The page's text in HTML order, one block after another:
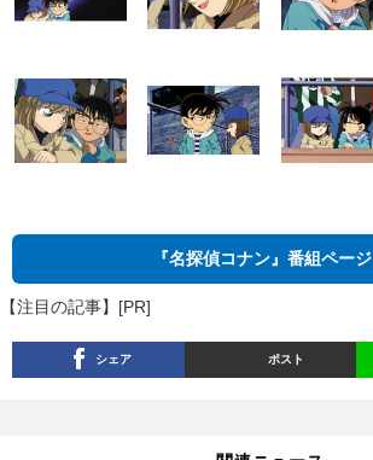
『名探偵コナン』番組ページ
【注目の記事】[PR]
シェア ポスト